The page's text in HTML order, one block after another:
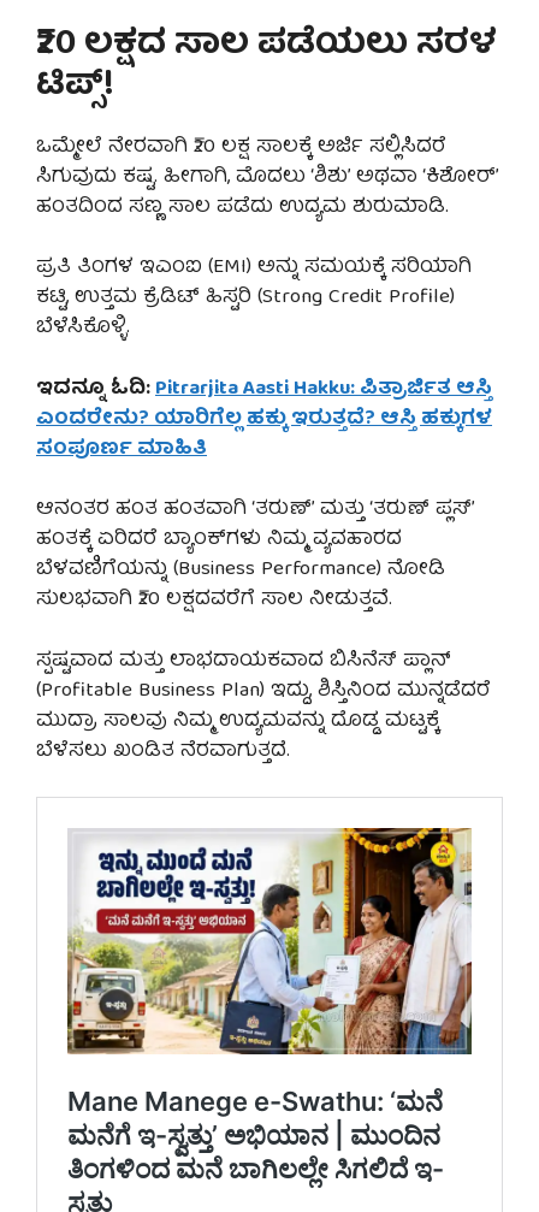
₹20 ಲಕ್ಷದ ಸಾಲ ಪಡೆಯಲು ಸರಳ
ಟಿಪ್ಸ್!
ಒಮ್ಮೇಲೆ ನೇರವಾಗಿ ₹20 ಲಕ್ಷ ಸಾಲಕ್ಕೆ ಅರ್ಜಿ ಸಲ್ಲಿಸಿದರೆ
ಸಿಗುವುದು ಕಷ್ಟ. ಹೀಗಾಗಿ, ಮೊದಲು ‘ಶಿಶು’ ಅಥವಾ ‘ಕಿಶೋರ್’
ಹಂತದಿಂದ ಸಣ್ಣ ಸಾಲ ಪಡೆದು ಉದ್ಯಮ ಶುರುಮಾಡಿ.
ಪ್ರತಿ ತಿಂಗಳ ಇಎಂಐ (EMI) ಅನ್ನು ಸಮಯಕ್ಕೆ ಸರಿಯಾಗಿ
ಕಟ್ಟಿ, ಉತ್ತಮ ಕ್ರೆಡಿಟ್ ಹಿಸ್ಟರಿ (Strong Credit Profile)
ಬೆಳೆಸಿಕೊಳ್ಳಿ.
ಇದನ್ನೂ ಓದಿ:Pitrarjita Aasti Hakku: ಪಿತ್ರಾರ್ಜಿತ ಆಸ್ತಿ
ಎಂದರೇನು? ಯಾರಿಗೆಲ್ಲ ಹಕ್ಕು ಇರುತ್ತದೆ? ಆಸ್ತಿ ಹಕ್ಕುಗಳ
ಸಂಪೂರ್ಣ ಮಾಹಿತಿ
ಆನಂತರ ಹಂತ ಹಂತವಾಗಿ ‘ತರುಣ್’ ಮತ್ತು ‘ತರುಣ್ ಪ್ಲಸ್’
ಹಂತಕ್ಕೆ ಏರಿದರೆ ಬ್ಯಾಂಕ್‌ಗಳು ನಿಮ್ಮ ವ್ಯವಹಾರದ
ಬೆಳವಣಿಗೆಯನ್ನು (Business Performance) ನೋಡಿ
ಸುಲಭವಾಗಿ ₹20 ಲಕ್ಷದವರೆಗೆ ಸಾಲ ನೀಡುತ್ತವೆ.
ಸ್ಪಷ್ಟವಾದ ಮತ್ತು ಲಾಭದಾಯಕವಾದ ಬಿಸಿನೆಸ್ ಪ್ಲಾನ್
(Profitable Business Plan) ಇದ್ದು, ಶಿಸ್ತಿನಿಂದ ಮುನ್ನಡೆದರೆ
ಮುದ್ರಾ ಸಾಲವು ನಿಮ್ಮ ಉದ್ಯಮವನ್ನು ದೊಡ್ಡ ಮಟ್ಟಕ್ಕೆ
ಬೆಳೆಸಲು ಖಂಡಿತ ನೆರವಾಗುತ್ತದೆ.